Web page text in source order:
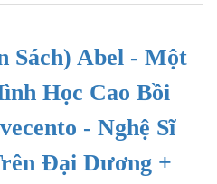
Sách) Abel - Một
Học Cao Bồi
- Nghệ Sĩ
Đại Dương +